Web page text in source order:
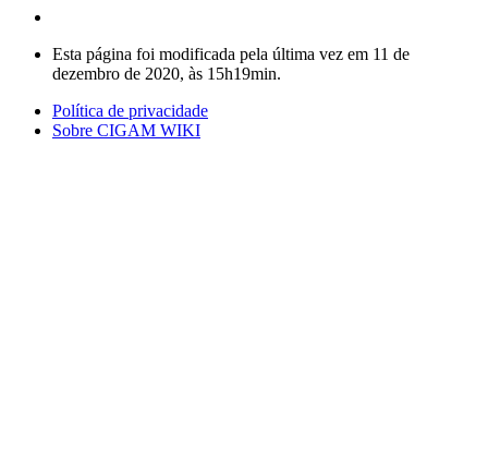
Esta página foi modificada pela última vez em 11 de
dezembro de 2020, às 15h19min.
Política de privacidade
Sobre CIGAM WIKI